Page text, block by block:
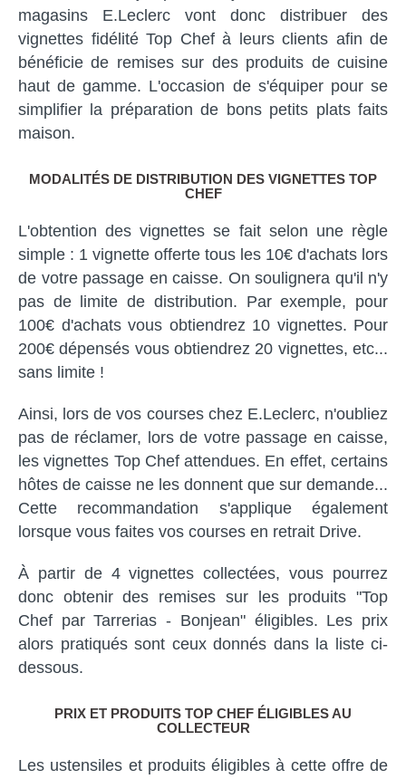
magasins E.Leclerc vont donc distribuer des
vignettes fidélité Top Chef à leurs clients afin de
bénéficie de remises sur des produits de cuisine
haut de gamme. L'occasion de s'équiper pour se
simplifier la préparation de bons petits plats faits
maison.
MODALITÉS DE DISTRIBUTION DES VIGNETTES TOP
CHEF
L'obtention des vignettes se fait selon une règle
simple : 1 vignette offerte tous les 10€ d'achats lors
de votre passage en caisse. On soulignera qu'il n'y
pas de limite de distribution. Par exemple, pour
100€ d'achats vous obtiendrez 10 vignettes. Pour
200€ dépensés vous obtiendrez 20 vignettes, etc...
sans limite !
Ainsi, lors de vos courses chez E.Leclerc, n'oubliez
pas de réclamer, lors de votre passage en caisse,
les vignettes Top Chef attendues. En effet, certains
hôtes de caisse ne les donnent que sur demande...
Cette recommandation s'applique également
lorsque vous faites vos courses en retrait Drive.
À partir de 4 vignettes collectées, vous pourrez
donc obtenir des remises sur les produits "Top
Chef par Tarrerias - Bonjean" éligibles. Les prix
alors pratiqués sont ceux donnés dans la liste ci-
dessous.
PRIX ET PRODUITS TOP CHEF ÉLIGIBLES AU
COLLECTEUR
Les ustensiles et produits éligibles à cette offre de